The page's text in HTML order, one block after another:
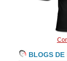
BLOGS DE